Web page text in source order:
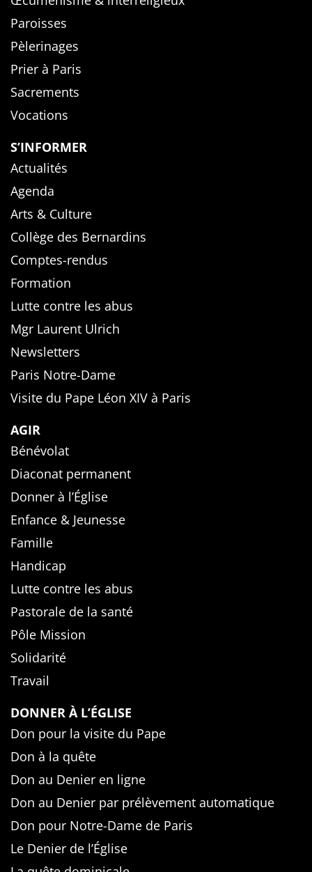
Paroisses
Pèlerinages
Prier à Paris
Sacrements
Vocations
S’INFORMER
Actualités
Agenda
Arts & Culture
Collège des Bernardins
Comptes-rendus
Formation
Lutte contre les abus
Mgr Laurent Ulrich
Newsletters
Paris Notre-Dame
Visite du Pape Léon XIV à Paris
AGIR
Bénévolat
Diaconat permanent
Donner à l’Église
Enfance & Jeunesse
Famille
Handicap
Lutte contre les abus
Pastorale de la santé
Pôle Mission
Solidarité
Travail
DONNER À L’ÉGLISE
Don pour la visite du Pape
Don à la quête
Don au Denier en ligne
Don au Denier par prélèvement automatique
Don pour Notre-Dame de Paris
Le Denier de l’Église